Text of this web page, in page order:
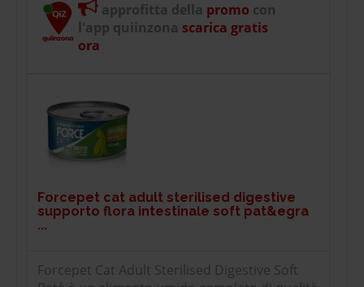
approfitta della promo con
l'app quiinzona scarica gratis
ora
Forcepet cat adult sterilised digestive
supporto flora intestinale soft pat&egra
...
Forcepet Cat Adult Sterilised Digestive Soft